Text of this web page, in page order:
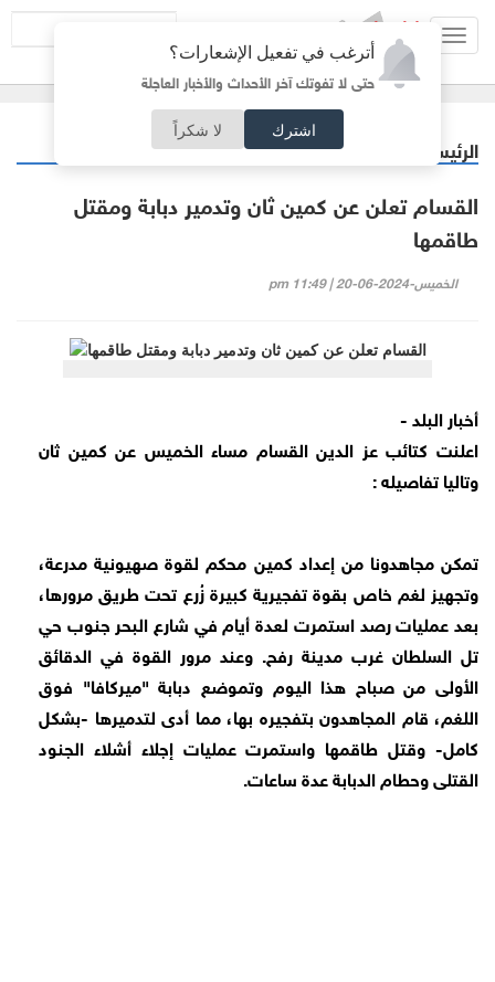
أترغب في تفعيل الإشعارات؟
حتى لا تفوتك آخر الأحداث والأخبار العاجلة
اشترك لا شكراً
الرئيسية
القسام تعلن عن كمين ثان وتدمير دبابة ومقتل
طاقمها
الخميس-2024-06-20 | 11:49 pm
أخبار البلد -
اعلنت كتائب عز الدين القسام مساء الخميس عن كمين ثان
وتاليا تفاصيله :
تمكن مجاهدونا من إعداد كمين محكم لقوة صهيونية مدرعة،
وتجهيز لغم خاص بقوة تفجيرية كبيرة زُرع تحت طريق مرورها،
بعد عمليات رصد استمرت لعدة أيام في شارع البحر جنوب حي
تل السلطان غرب مدينة رفح. وعند مرور القوة في الدقائق
الأولى من صباح هذا اليوم وتموضع دبابة "ميركافا" فوق
اللغم، قام المجاهدون بتفجيره بها، مما أدى لتدميرها -بشكل
كامل- وقتل طاقمها واستمرت عمليات إجلاء أشلاء الجنود
القتلى وحطام الدبابة عدة ساعات.